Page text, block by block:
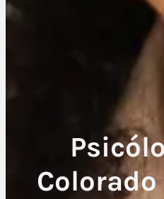
Colorado